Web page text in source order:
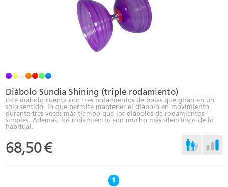
Diábolo Sundia Shining (triple rodamiento)
Este diábolo cuenta con tres rodamientos de bolas que giran en un
solo sentido, lo que permite mantener el diábolo en movimiento
durante tres veces más tiempo que los diábolos de rodamientos
simples. Además, los rodamientos son mucho más silenciosos de lo
habitual.
68,50€
1